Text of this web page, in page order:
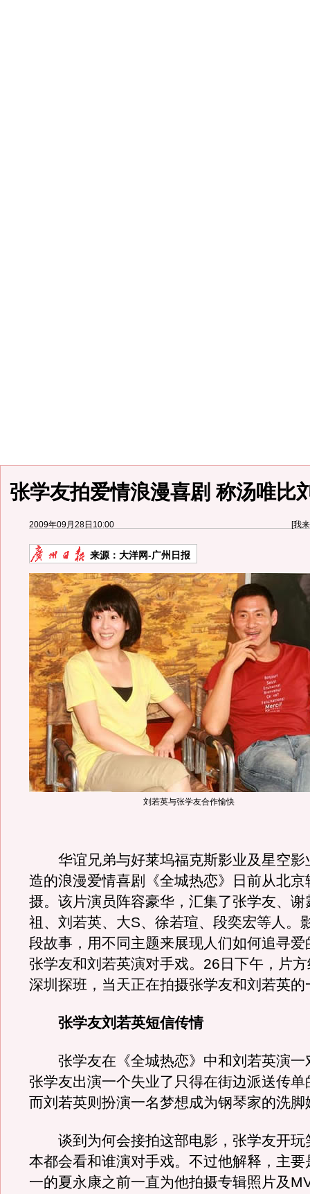
张学友拍爱情浪漫喜剧 称汤唯比
2009年09月28日10:00 [我
来源： 大洋网-广州日报
刘若英与张学友合作愉快
华谊兄弟与好莱坞福克斯影业及星空影
造的浪漫爱情喜剧《全城热恋》日前从北京
摄。该片演员阵容豪华，汇集了张学友、谢
祖、刘若英、大S、徐若瑄、段奕宏等人。
段故事，用不同主题来展现人们如何追寻爱
张学友和刘若英演对手戏。26日下午，片
深圳探班，当天正在拍摄张学友和刘若英的
张学友刘若英短信传情
张学友在《全城热恋》中和刘若英演一
张学友出演一个失业了只得在街边派送传单
而刘若英则扮演一名梦想成为钢琴家的洗脚
谈到为何会接拍这部电影，张学友开玩
本都会看和谁演对手戏。不过他解释，主要
一的夏永康之前一直为他拍摄专辑照片及